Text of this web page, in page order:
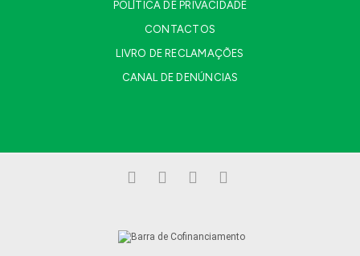
POLÍTICA DE PRIVACIDADE
CONTACTOS
LIVRO DE RECLAMAÇÕES
CANAL DE DENÚNCIAS